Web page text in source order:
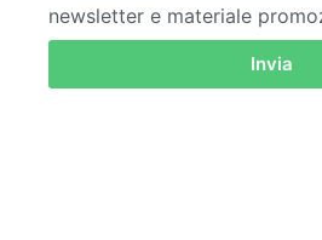
newsletter e materiale
Invia